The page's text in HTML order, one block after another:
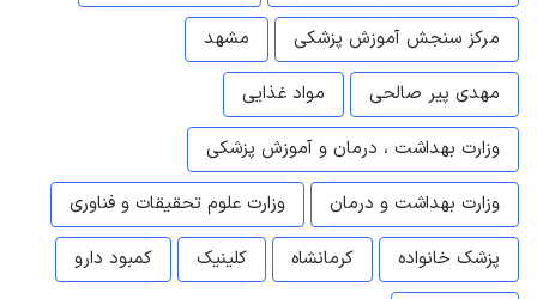
مرکز سنجش آموزش پزشکی
مشهد
مهدی پیر صالحی
مواد غذایی
وزارت بهداشت ، درمان و آموزش پزشکی
وزارت بهداشت و درمان
وزارت علوم تحقیقات و فناوری
پزشک خانواده
کرمانشاه کلینیک
کمبود دارو